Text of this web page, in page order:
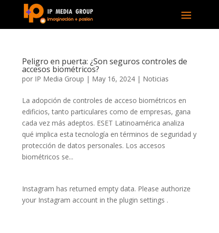
Peligro en puerta: ¿Son seguros controles de
accesos biométricos?
por IP Media Group | May 16, 2024| Noticias
La adopción de controles de acceso biométricos en
edificios, tanto particulares como de empresas, gana
cada vez más adeptos. ESET Latinoamérica analiza
qué implica esta tecnología en términos de seguridad y
protección de datos personales. Los accesos
biométricos se...
Instagram has returned empty data. Please authorize
your Instagram account in the plugin settings .